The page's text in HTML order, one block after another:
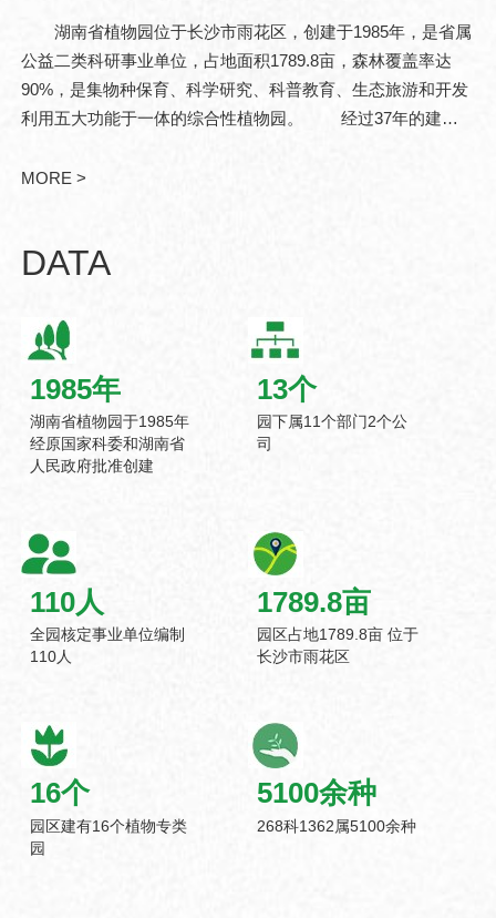
湖南省植物园位于长沙市雨花区，创建于1985年，是省属
公益二类科研事业单位，占地面积1789.8亩，森林覆盖率达
90%，是集物种保育、科学研究、科普教育、生态旅游和开发
利用五大功能于一体的综合性植物园。 经过37年的建
物资源储备基地。湖南省..
MORE >
DATA
1985年
湖南省植物园于1985年
经原国家科委和湖南省
人民政府批准创建
13个
园下属11个部门2个公
司
110人
全园核定事业单位编制
110人
1789.8亩
园区占地1789.8亩 位于
长沙市雨花区
16个
园区建有16个植物专类
园
5100余种
268科1362属5100余种